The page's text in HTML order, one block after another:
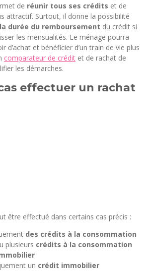
de réunir tous ses crédits et de
attractif. Surtout, il donne la possibilité
durée du remboursement du crédit si
les mensualités. Le ménage pourra
d’achat et bénéficier d’un train de vie plus
comparateur de crédit et de rachat de
les démarches.
effectuer un rachat
être effectué dans certains cas précis :
des crédits à la consommation
plusieurs crédits à la consommation
un crédit immobilier